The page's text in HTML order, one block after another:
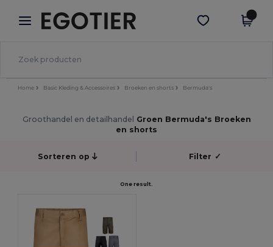
× Egotier-app
Betere prijzen in de app!
Download app
Home Basic Kleding & Accessoires Broeken en shorts Bermuda's
Groothandel en detailhandel Groen Bermuda's Broeken
en shorts
Sorteren op Filter ✓
One result.